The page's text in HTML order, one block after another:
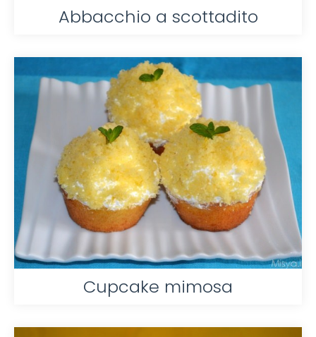
Abbacchio a scottadito
Cupcake mimosa